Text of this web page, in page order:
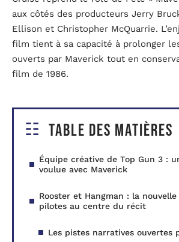
aux côtés des producteurs Jerry
Ellison et Christopher McQuarrie.
film tient à sa capacité à prolonger
ouverts par Maverick tout en
film de 1986.
Table des matières
Équipe créative de Top Gun 3 :
voulue avec Maverick
Rooster et Hangman : la
pilotes au centre du récit
Les pistes narratives ouvertes